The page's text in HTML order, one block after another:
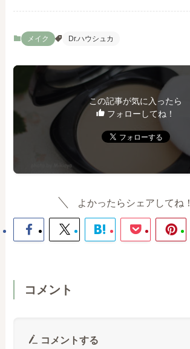
メイク Dr.ハウシュカ
この記事が気に入ったら
フォローしてね！
よかったらシェアしてね！
コメント
コメントする